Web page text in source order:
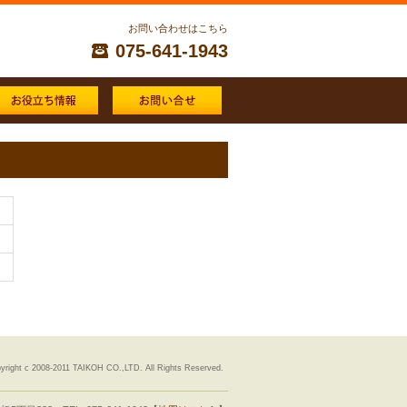
お問い合わせはこちら
075-641-1943
c 2008-2011 TAIKOH CO.,LTD. All Rights Reserved.